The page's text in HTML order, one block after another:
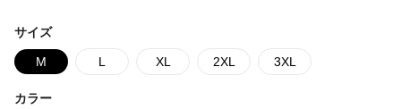
サイズ
M L XL 2XL 3XL
カラー